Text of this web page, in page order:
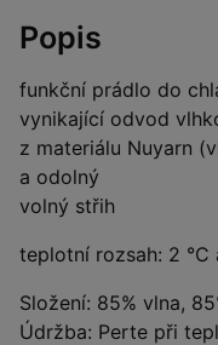
Popis
funkční prádlo do
vynikající odvod
z materiálu Nuyarn
a odolný
volný střih
teplotní rozsah: 2 °C
Složení: 85% vlna,
Údržba: Perte při